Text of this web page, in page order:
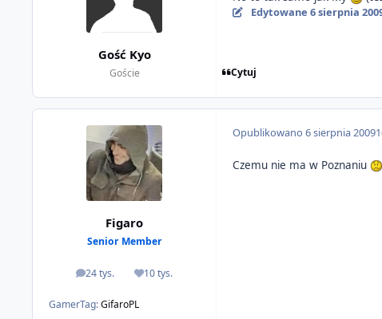
Gość Kyo
Goście
Edytowane 6 sierpnia
Cytuj
Figaro
Senior Member
24 tys.
odpowiedzi10 tys.
Reputacja
GamerTag:GifaroPL
Opublikowano6 sierpnia 2009
Czemu nie ma w Poznaniu